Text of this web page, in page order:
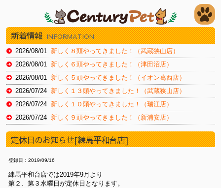
新着情報 INFORMATION
2026/08/01 新しく８頭やってきました！（武蔵狭山店）
2026/08/01 新しく６頭やってきました！（津田沼店）
2026/08/01 新しく５頭やってきました！（イオン葛西店）
2026/07/24 新しく１３頭やってきました！（武蔵狭山店）
2026/07/24 新しく１０頭やってきました！（瑞江店）
2026/07/24 新しく９頭やってきました！（新浦安店）
2026/07/18新しく８頭やってきました！（武蔵狭山店）
2026/07/18新しく８頭やってきました！（津田沼店）
2026/07/18新しく１４頭やってきました！（瑞江店）
2026/07/11新しく８頭やってきました！（津田沼店）
2026/07/11新しく１１頭やってきました！（イオン葛西店）
定休日のお知らせ[練馬平和台店]
登録日：2019/09/16
練馬平和台店では2019年9月より
第２、第３水曜日が定休日となります。